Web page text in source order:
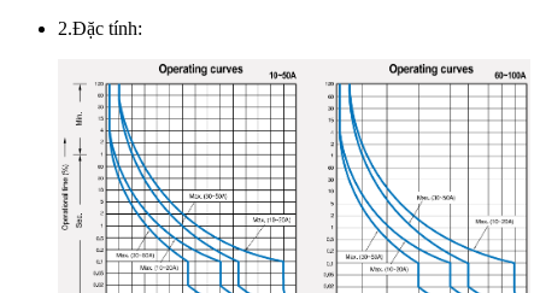
2.Đặc tính: